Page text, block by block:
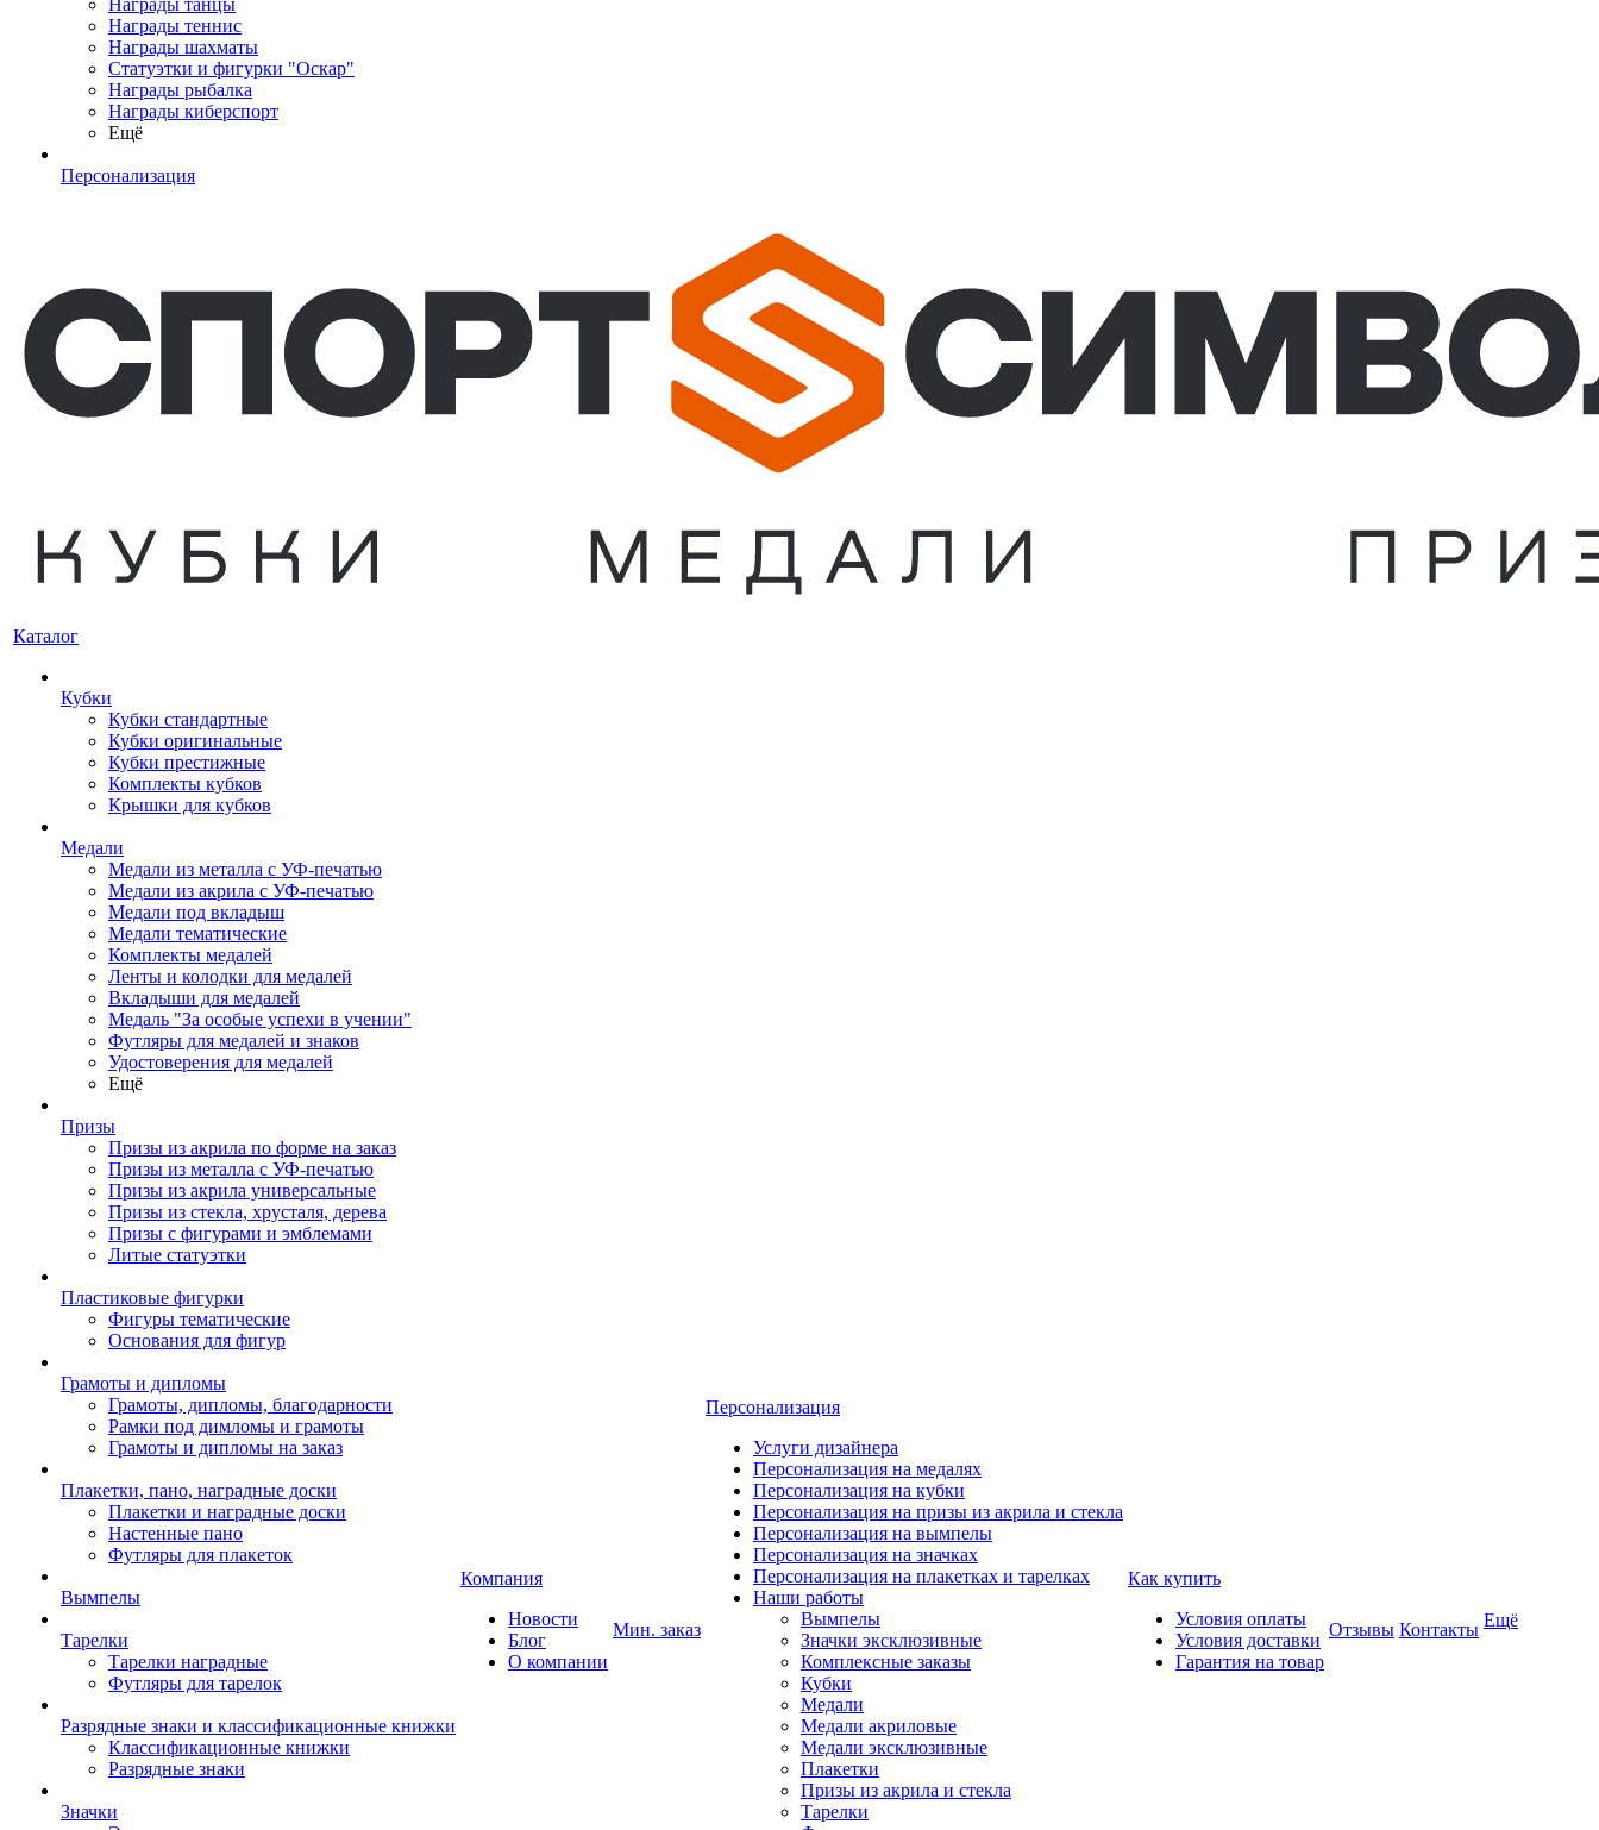
Награды танцы
Награды теннис
Награды шахматы
Статуэтки и фигурки "Оскар"
Награды рыбалка
Награды киберспорт
Ещё
Персонализация
Каталог
Кубки
Кубки стандартные
Кубки оригинальные
Кубки престижные
Комплекты кубков
Крышки для кубков
Медали
Медали из металла с УФ-печатью
Медали из акрила с УФ-печатью
Медали под вкладыш
Медали тематические
Комплекты медалей
Ленты и колодки для медалей
Вкладыши для медалей
Медаль "За особые успехи в учении"
Футляры для медалей и знаков
Удостоверения для медалей
Ещё
Призы
Призы из акрила по форме на заказ
Призы из металла с УФ-печатью
Призы из акрила универсальные
Призы из стекла, хрусталя, дерева
Призы с фигурами и эмблемами
Литые статуэтки
Пластиковые фигурки
Фигуры тематические
Основания для фигур
Грамоты и дипломы
Грамоты, дипломы, благодарности
Рамки под димломы и грамоты
Грамоты и дипломы на заказ
Плакетки, пано, наградные доски
Плакетки и наградные доски
Настенные пано
Футляры для плакеток
Вымпелы
Тарелки
Тарелки наградные
Футляры для тарелок
Разрядные знаки и классификационные книжки
Классификационные книжки
Разрядные знаки
Значки
Компания
Новости
Блог
О компании
Мин. заказ
Персонализация
Услуги дизайнера
Персонализация на медалях
Персонализация на кубки
Персонализация на призы из акрила и стекла
Персонализация на вымпелы
Персонализация на значках
Персонализация на плакетках и тарелках
Наши работы
Вымпелы
Значки эксклюзивные
Комплексные заказы
Кубки
Медали
Медали акриловые
Медали эксклюзивные
Плакетки
Призы из акрила и стекла
Тарелки
Как купить
Условия оплаты
Условия доставки
Гарантия на товар
Отзывы Контакты Ещё